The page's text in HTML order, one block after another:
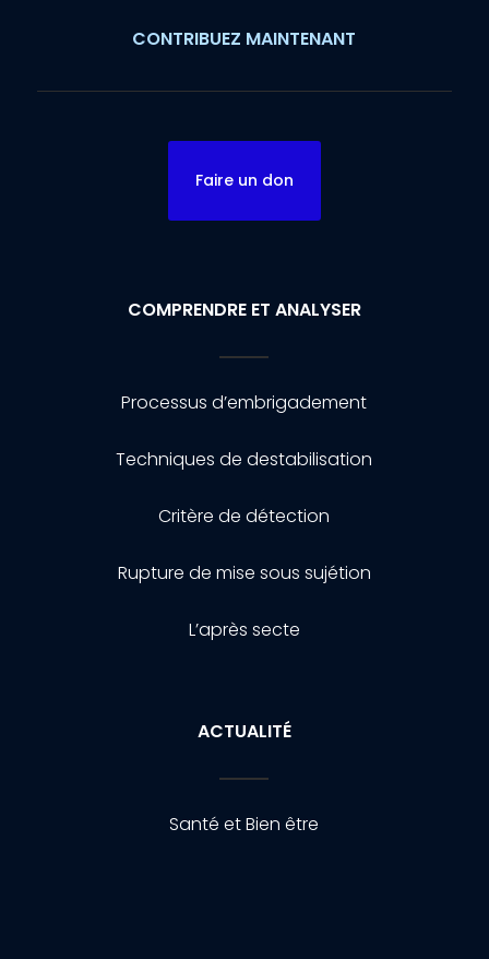
CONTRIBUEZ MAINTENANT
Faire un don
COMPRENDRE ET ANALYSER
Processus d’embrigadement
Techniques de destabilisation
Critère de détection
Rupture de mise sous sujétion
L’après secte
ACTUALITÉ
Santé et Bien être